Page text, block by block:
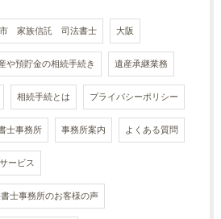
家族信託 司法書士 大阪
や預貯金の相続手続き 遺産承継業務
相続手続とは プライバシーポリシー
士事務所 事務所案内 よくある質問
サービス
士事務所のお客様の声